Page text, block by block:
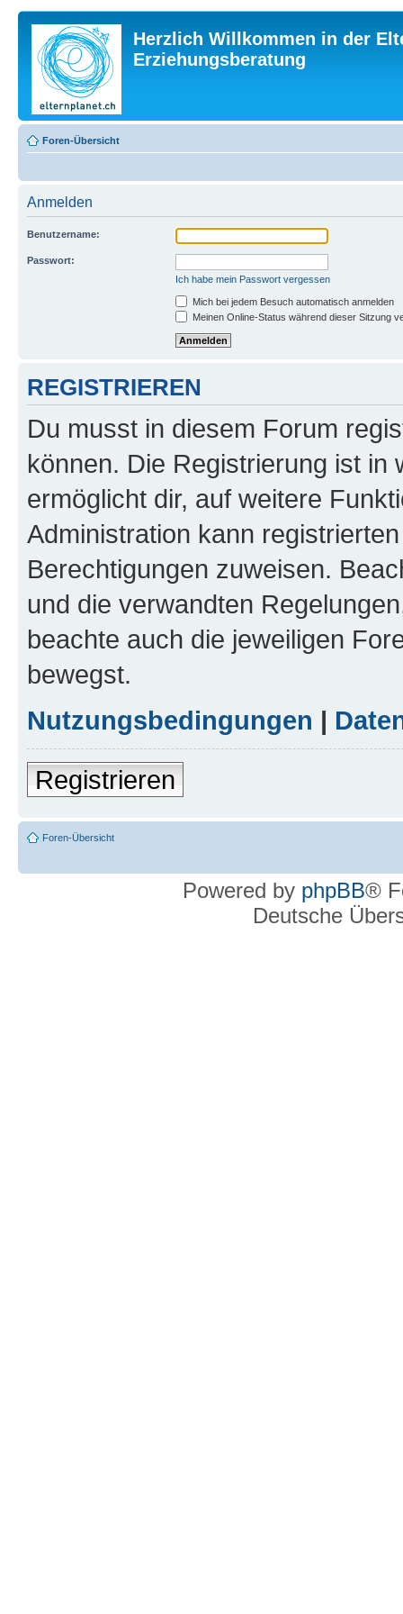
Herzlich Willkommen in der
Erziehungsberatung
Foren-Übersicht
Anmelden
Benutzername:
Passwort:
Ich habe mein Passwort vergessen
Mich bei jedem Besuch automatisch anmelden
Meinen Online-Status während dieser Sitzung
REGISTRIEREN
Du musst in diesem Forum
können. Die Registrierung ist in
ermöglicht dir, auf weitere
Administration kann
Berechtigungen zuweisen.
und die verwandten
beachte auch die jeweiligen
bewegst.
Nutzungsbedingungen |
Registrieren
Foren-Übersicht
Powered by phpBB®
Deutsche